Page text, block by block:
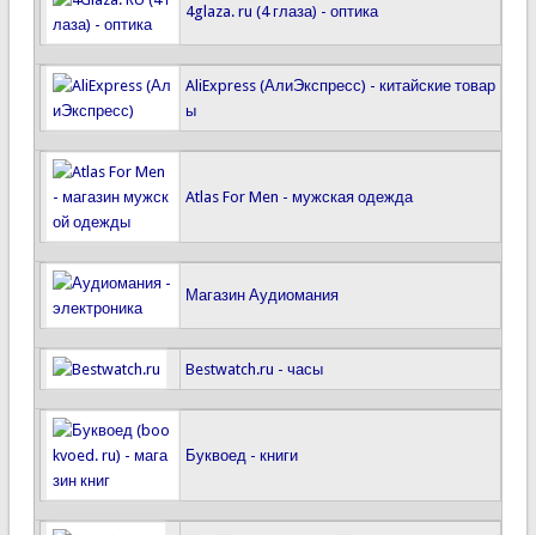
4glaza. ru (4 глаза) - оптика
AliExpress (АлиЭкспресс) - китайские товар
ы
Atlas For Men - мужская одежда
Магазин Аудиомания
Bestwatch.ru - часы
Буквоед - книги